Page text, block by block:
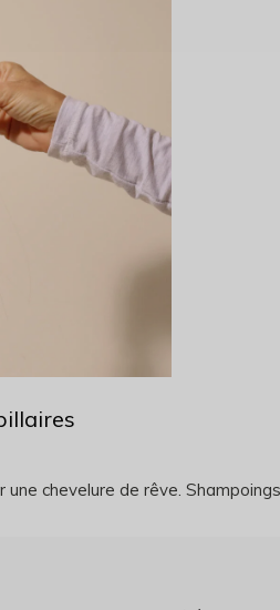
une chevelure de rêve.